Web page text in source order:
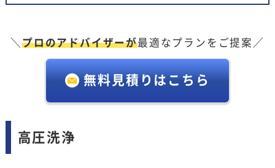
＼プロのアドバイザーが最適なプランをご提案／
無料見積りはこちら
高圧洗浄